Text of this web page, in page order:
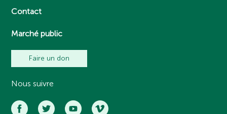
Contact
Marché public
Faire un don
Nous suivre